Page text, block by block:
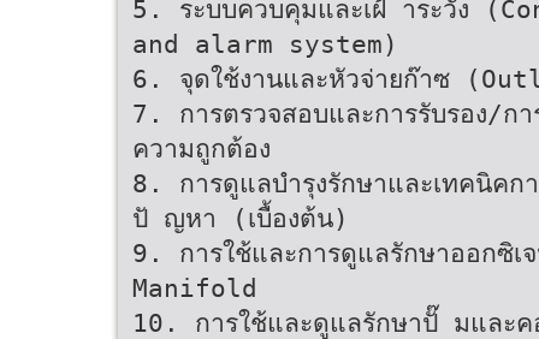
5. ระบบควบคุมและเฝ้ าระวัง
and alarm system)
6. จุดใช้งานและหัวจ่ายก๊าซ
7. การตรวจสอบและการรับรอง/กา
ความถูกต้อง
8. การดูแลบำรุงรักษาและเทคนิคก
ปั ญหา (เบื้องต้น)
9. การใช้และการดูแลรักษาออกซิเ
Manifold
10. การใช้และดูแลรักษาปั๊ มและค